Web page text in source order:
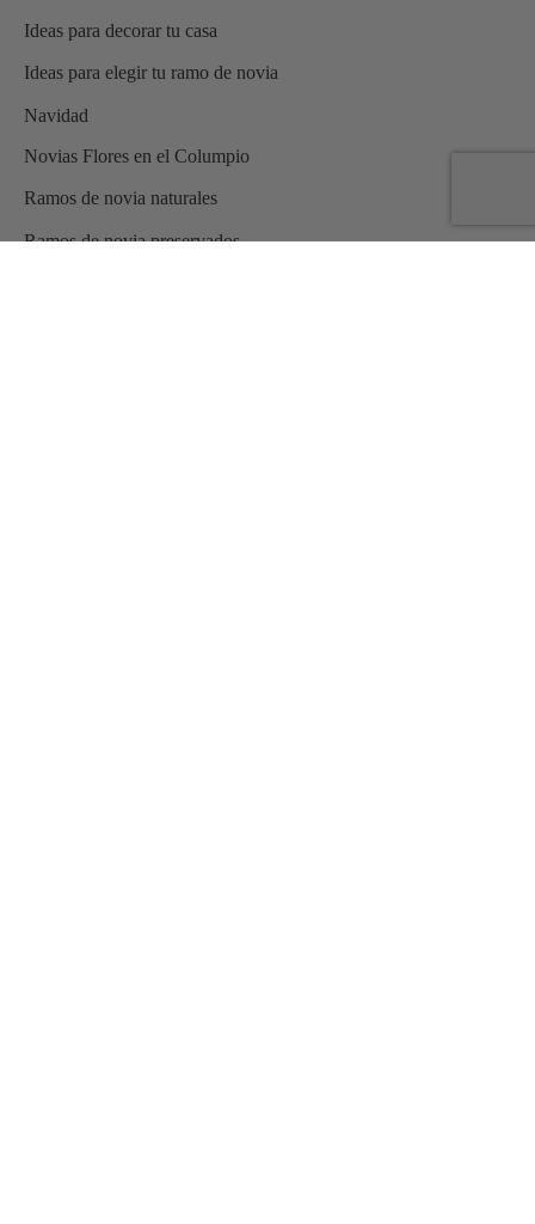
Ideas para decorar tu casa
Ideas para elegir tu ramo de novia
Navidad
Novias Flores en el Columpio
Ramos de novia naturales
Ramos de novia preservados